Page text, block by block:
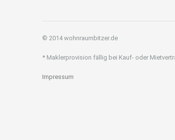
© 2014 wohnraumbitzer.de
* Maklerprovision fällig bei Kauf- oder
Impressum